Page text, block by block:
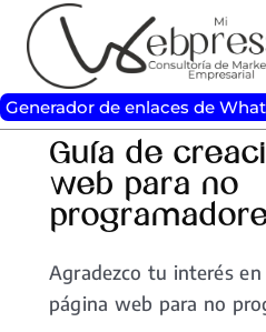
contenido
Generador de enlaces de
Guía de
web para no
Agradezco tu interés
página web para no